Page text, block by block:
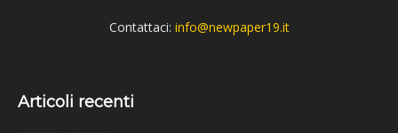
Contattaci: info@newpaper19.it
Articoli recenti